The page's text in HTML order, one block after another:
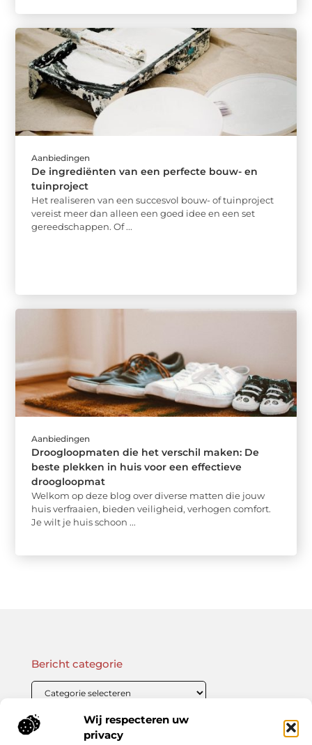
Wij respecteren uw
privacy
Aanbiedingen
De ingrediënten van een perfecte bouw- en
tuinproject
Het realiseren van een succesvol bouw- of tuinproject
vereist meer dan alleen een goed idee en een set
gereedschappen. Of ...
Aanbiedingen
Droogloopmaten die het verschil maken: De
beste plekken in huis voor een effectieve
droogloopmat
Welkom op deze blog over diverse matten die jouw
huis verfraaien, bieden veiligheid, verhogen comfort.
Je wilt je huis schoon ...
Onze informatie
Bericht categorie